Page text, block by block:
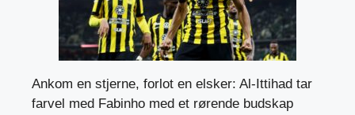
Ankom en stjerne, forlot en elsker: Al-Ittihad tar
farvel med Fabinho med et rørende budskap